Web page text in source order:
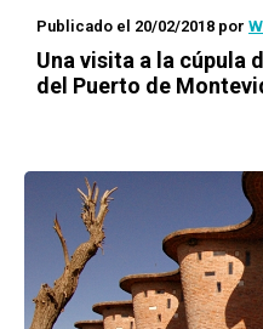
Publicado el 20/02/2018 por
Una visita a la cúpula
del Puerto de